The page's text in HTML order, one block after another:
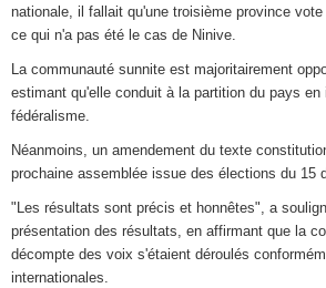
nationale, il fallait qu'une troisième province
ce qui n'a pas été le cas de Ninive.
La communauté sunnite est majoritairement
estimant qu'elle conduit à la partition du pays en
fédéralisme.
Néanmoins, un amendement du texte
prochaine assemblée issue des élections du 15
"Les résultats sont précis et honnêtes", a
présentation des résultats, en affirmant que la
décompte des voix s'étaient déroulés
internationales.